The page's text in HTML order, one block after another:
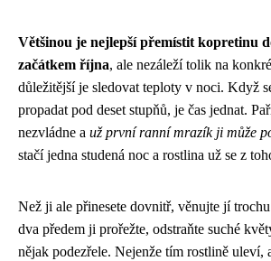
Většinou je nejlepší přemístit kopretinu
začátkem října, ale nezáleží tolik na
důležitější je sledovat teploty v noci. Když
propadat pod deset stupňů, je čas jednat.
nezvládne a už první ranní mrazík ji může
stačí jedna studená noc a rostlina už se z
Než ji ale přinesete dovnitř, věnujte jí
dva předem ji prořežte, odstraňte suché
nějak podezřele. Nejenže tím rostlině uleví,